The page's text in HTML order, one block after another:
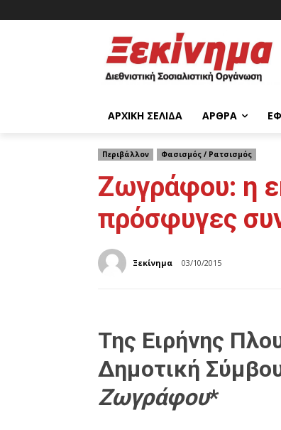
ΑΡΧΙΚΉ ΣΕΛΊΔΑ ΆΡΘΡΑ
Περιβάλλον Φασισμός / Ρατσισμός
Ζωγράφου: η
πρόσφυγες
Ξεκίνημα 03/10/2015
Της Ειρήνης
Δημοτική
Ζωγράφου*